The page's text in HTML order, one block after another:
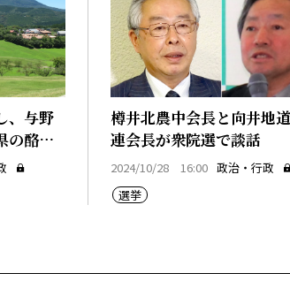
、与野
の酪農
樽󠄀井北農中会長と向井地
連会長が衆院選で談話
2024/10/28 16:00 政治・行政
選挙